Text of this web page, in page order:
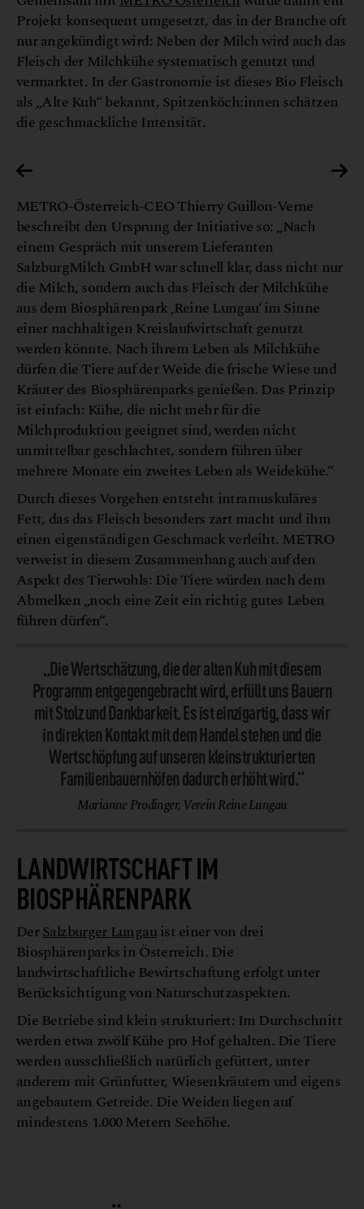
Projekt konsequent umgesetzt, das in der Branche oft
nur angekündigt wird: Neben der Milch wird auch das
Fleisch der Milchkühe systematisch genutzt und
vermarktet. In der Gastronomie ist dieses Bio Fleisch
als „Alte Kuh“ bekannt, Spitzenköch:innen schätzen
die geschmackliche Intensität.
METRO-Österreich-CEO Thierry Guillon-Verne
beschreibt den Ursprung der Initiative so: „Nach
einem Gespräch mit unserem Lieferanten
SalzburgMilch GmbH war schnell klar, dass nicht nur
die Milch, sondern auch das Fleisch der Milchkühe
aus dem Biosphärenpark ‚Reine Lungau‘ im Sinne
einer nachhaltigen Kreislaufwirtschaft genutzt
werden könnte. Nach ihrem Leben als Milchkühe
dürfen die Tiere auf der Weide die frische Wiese und
Kräuter des Biosphärenparks genießen. Das Prinzip
ist einfach: Kühe, die nicht mehr für die
Milchproduktion geeignet sind, werden nicht
unmittelbar geschlachtet, sondern führen über
mehrere Monate ein zweites Leben als Weidekühe.“
Durch dieses Vorgehen entsteht intramuskuläres
Fett, das das Fleisch besonders zart macht und ihm
einen eigenständigen Geschmack verleiht. METRO
verweist in diesem Zusammenhang auch auf den
Aspekt des Tierwohls: Die Tiere würden nach dem
Abmelken „noch eine Zeit ein richtig gutes Leben
führen dürfen“.
„Die Wertschätzung, die der alten Kuh mit diesem
Programm entgegengebracht wird, erfüllt uns Bauern
mit Stolz und Dankbarkeit. Es ist einzigartig, dass wir
in direkten Kontakt mit dem Handel stehen und die
Wertschöpfung auf unseren kleinstrukturierten
Familienbauernhöfen dadurch erhöht wird.“
Marianne Prodinger, Verein Reine Lungau
LANDWIRTSCHAFT IM
BIOSPHÄRENPARK
DerSalzburger Lungauist einer von drei
Biosphärenparks in Österreich. Die
landwirtschaftliche Bewirtschaftung erfolgt unter
Berücksichtigung von Naturschutzaspekten.
Die Betriebe sind klein strukturiert: Im Durchschnitt
werden etwa zwölf Kühe pro Hof gehalten. Die Tiere
werden ausschließlich natürlich gefüttert, unter
anderem mit Grünfutter, Wiesenkräutern und eigens
angebautem Getreide. Die Weiden liegen auf
mindestens 1.000 Metern Seehöhe.